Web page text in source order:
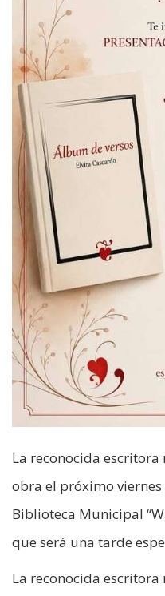
La reconocida
obra el próximo viernes
Biblioteca Municipal
que será una tarde
La reconocida escritora